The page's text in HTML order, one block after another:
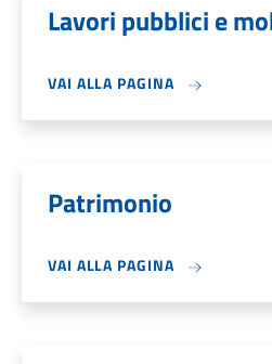
Lavori pubblici e
VAI ALLA PAGINA
Patrimonio
VAI ALLA PAGINA